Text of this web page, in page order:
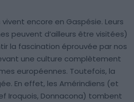
encore en Gaspésie. Leurs
peuvent d’ailleurs être visitées)
la fascination éprouvée par nos
une culture complètement
européennes. Toutefois, la
En effet, les Amérindiens (et
Iroquois, Donnacona) tombent